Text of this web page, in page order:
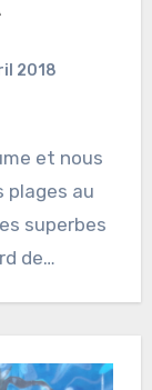
2018
et nous
plages au
superbes
de…